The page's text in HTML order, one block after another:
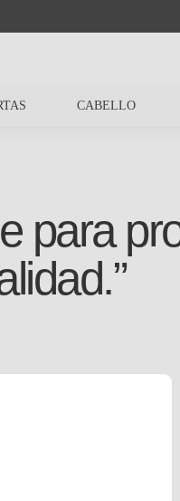
CABELLO
para